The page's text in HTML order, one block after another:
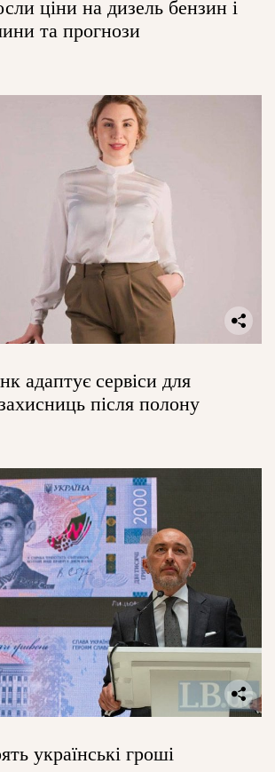
ціни на дизель бензин і
та прогнози
адаптує сервіси для
після полону
українські гроші